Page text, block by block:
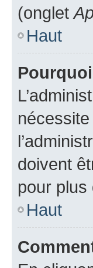
(onglet
Haut
doivent
pour plus
Haut